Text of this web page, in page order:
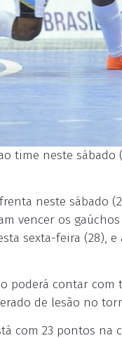
time neste sábado
neste sábado
vencer os
sexta-feira (28),
poderá contar com
de lesão no
com 23 pontos